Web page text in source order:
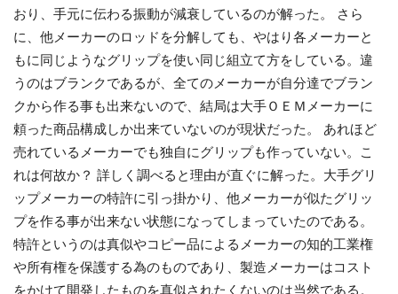
おり、手元に伝わる振動が減衰しているのが解った。 さら
に、他メーカーのロッドを分解しても、やはり各メーカーと
もに同じようなグリップを使い同じ組立て方をしている。違
うのはブランクであるが、全てのメーカーが自分達でブラン
クから作る事も出来ないので、結局は大手ＯＥＭメーカーに
頼った商品構成しか出来ていないのが現状だった。 あれほど
売れているメーカーでも独自にグリップも作っていない。こ
れは何故か？ 詳しく調べると理由が直ぐに解った。大手グリ
ップメーカーの特許に引っ掛かり、他メーカーが似たグリッ
プを作る事が出来ない状態になってしまっていたのである。
特許というのは真似やコピー品によるメーカーの知的工業権
や所有権を保護する為のものであり、製造メーカーはコスト
をかけて開発したものを真似されたくないのは当然である。